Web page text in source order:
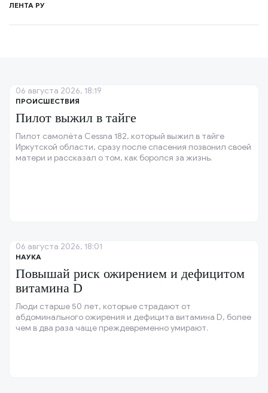
ЛЕНТА РУ
ПРОИСШЕСТВИЯ
Пилот выжил в тайге
Пилот самолёта Cessna 182, который выжил в тайге
Иркутской области, сразу после спасения позвонил своей
матери и рассказал о том, как боролся за жизнь.
06 августа 2026, 18:19
НАУКА
Повышай риск ожирением и дефицитом
витамина D
Люди старше 50 лет, которые страдают от
абдоминального ожирения и дефицита витамина D, более
чем в два раза чаще преждевременно умирают.
06 августа 2026, 18:01